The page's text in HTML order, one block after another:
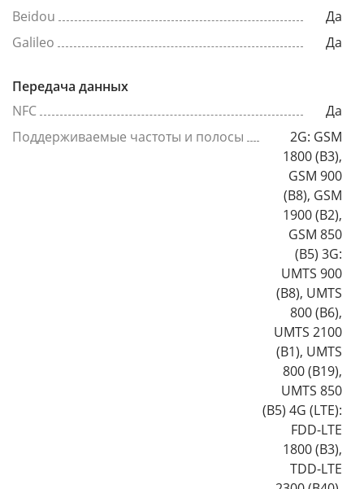
Beidou
Да
Galileo
Да
Передача данных
NFC
Да
Поддерживаемые частоты и полосы
2G: GSM
1800 (B3),
GSM 900
(B8), GSM
1900 (B2),
GSM 850
(B5) 3G:
UMTS 900
(B8), UMTS
800 (B6),
UMTS 2100
(B1), UMTS
800 (B19),
UMTS 850
(B5) 4G (LTE):
FDD-LTE
1800 (B3),
TDD-LTE